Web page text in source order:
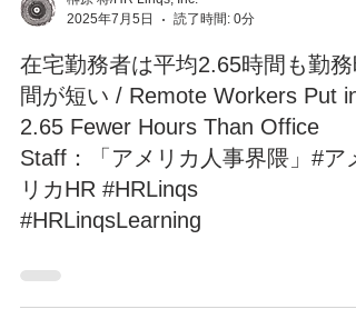
榊原 将/HR Linqs, Inc.
2025年7月5日
在宅勤務者は平均2.65時間も勤務
間が短い / Remote Workers Put in
2.65 Fewer Hours Than Office
リカHR #HRLinqs
#HRLinqsLearning